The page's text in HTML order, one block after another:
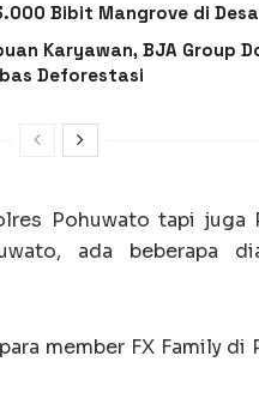
Bibit Mangrove di
Karyawan, BJA Group
Deforestasi
Pohuwato tapi juga
ada beberapa
member FX Family